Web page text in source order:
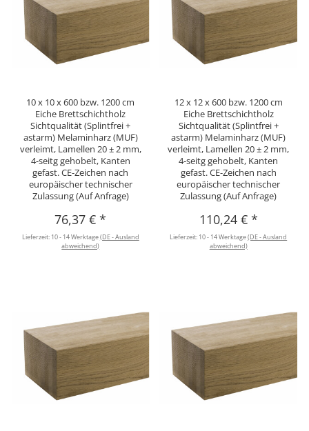
10 x 10 x 600 bzw. 1200 cm
Eiche Brettschichtholz
Sichtqualität (Splintfrei +
astarm) Melaminharz (MUF)
verleimt, Lamellen 20 ± 2 mm,
4-seitg gehobelt, Kanten
gefast. CE-Zeichen nach
europäischer technischer
Zulassung (Auf Anfrage)
76,37 €*
Lieferzeit: 10 - 14 Werktage(DE - Ausland
abweichend)
12 x 12 x 600 bzw. 1200 cm
Eiche Brettschichtholz
Sichtqualität (Splintfrei +
astarm) Melaminharz (MUF)
verleimt, Lamellen 20 ± 2 mm,
4-seitg gehobelt, Kanten
gefast. CE-Zeichen nach
europäischer technischer
Zulassung (Auf Anfrage)
110,24 € *
Lieferzeit: 10 - 14 Werktage(DE - Ausland
abweichend)